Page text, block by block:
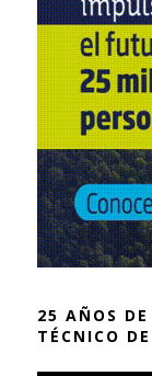
25 AÑOS
TÉCNICO